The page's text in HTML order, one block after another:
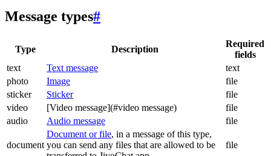
Message types#
Type Description
Required
fields
text
Text message
text
photo
Image
file
sticker
Sticker
file
video
[Video message](#video message)
file
audio
Audio message file
document
Document or file, in a message of this type,
you can send any files that are allowed to be
file